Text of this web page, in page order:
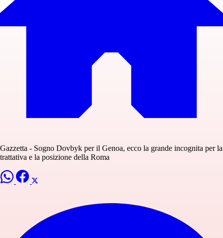
Gazzetta - Sogno Dovbyk per il Genoa, ecco la grande incognita per la
trattativa e la posizione della Roma